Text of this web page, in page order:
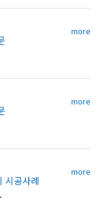
more
more
more
시공사례